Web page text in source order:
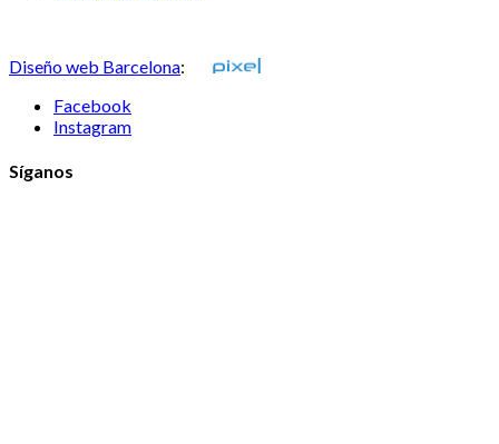
Diseño web Barcelona:
Facebook
Instagram
Síganos